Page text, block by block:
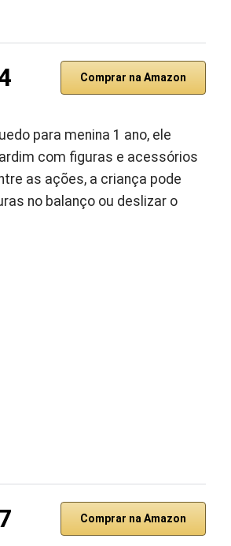
Comprar na Amazon
para menina 1 ano, ele
com figuras e acessórios
as ações, a criança pode
no balanço ou deslizar o
Comprar na Amazon